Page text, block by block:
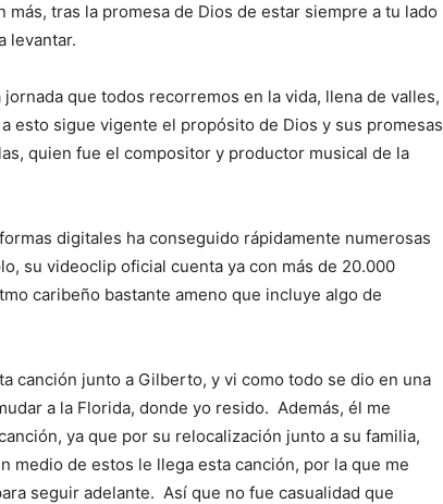
tras la promesa de Dios de estar siempre a tu lado
levantar.
que todos recorremos en la vida, llena de valles,
esto sigue vigente el propósito de Dios y sus promesas
quien fue el compositor y productor musical de la
digitales ha conseguido rápidamente numerosas
su videoclip oficial cuenta ya con más de 20.000
caribeño bastante ameno que incluye algo de
canción junto a Gilberto, y vi como todo se dio en una
a la Florida, donde yo resido. Además, él me
ya que por su relocalización junto a su familia,
medio de estos le llega esta canción, por la que me
seguir adelante. Así que no fue casualidad que